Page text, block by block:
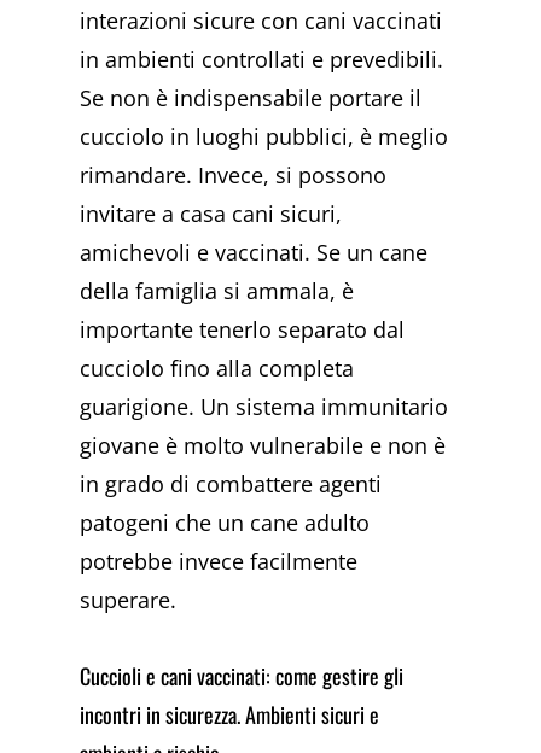
interazioni sicure con cani vaccinati
in ambienti controllati e prevedibili.
Se non è indispensabile portare il
cucciolo in luoghi pubblici, è meglio
rimandare. Invece, si possono
invitare a casa cani sicuri,
amichevoli e vaccinati. Se un cane
della famiglia si ammala, è
importante tenerlo separato dal
cucciolo fino alla completa
guarigione. Un sistema immunitario
giovane è molto vulnerabile e non è
in grado di combattere agenti
patogeni che un cane adulto
potrebbe invece facilmente
superare.
Cuccioli e cani vaccinati: come gestire gli
incontri in sicurezza. Ambienti sicuri e